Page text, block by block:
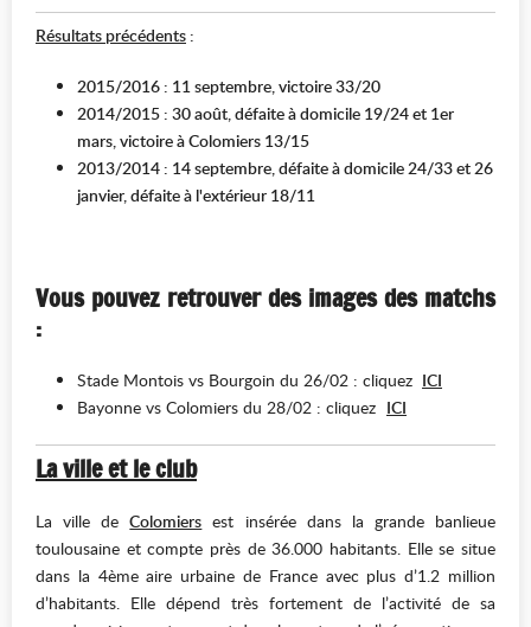
Résultats précédents :
2015/2016 : 11 septembre, victoire 33/20
2014/2015 : 30 août, défaite à domicile 19/24 et 1er
mars, victoire à Colomiers 13/15
2013/2014 : 14 septembre, défaite à domicile 24/33 et 26
janvier, défaite à l'extérieur 18/11
Vous pouvez retrouver des images des matchs
:
Stade Montois vs Bourgoin du 26/02 : cliquez ICI
Bayonne vs Colomiers du 28/02 : cliquez ICI
La ville et le club
La ville deColomiers est insérée dans la grande banlieue
toulousaine et compte près de 36.000 habitants. Elle se situe
dans la 4ème aire urbaine de France avec plus d’1.2 million
d’habitants. Elle dépend très fortement de l’activité de sa